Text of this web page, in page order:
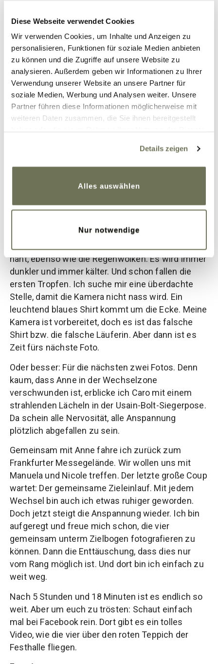
Diese Webseite verwendet Cookies
Wir verwenden Cookies, um Inhalte und Anzeigen zu
personalisieren, Funktionen für soziale Medien anbieten
zu können und die Zugriffe auf unsere Website zu
analysieren. Außerdem geben wir Informationen zu Ihrer
Verwendung unserer Website an unsere Partner für
soziale Medien, Werbung und Analysen weiter. Unsere
Partner führen diese Informationen möglicherweise mit
weiteren Daten zusammen, die Sie ihnen bereitgestellt
Cookies, wenn Sie unsere Webseite weiterhin nutzen.
Weitere Informationen finden Sie in unserer
Details zeigen
Alles auswählen
Nur notwendige
einmal mehr
aufstehen als
hinfallen." –
Manuela Hüttl
Weiter geht es zur letzten Wechselzone und Caro
Anspannung steigt. Die Nervosität steigt, als die
U-Bahn mit Verspätung startet. Der letzte Wechsel
naht, ebenso wie die Regenwolken. Es wird immer
dunkler und immer kälter. Und schon fallen die
ersten Tropfen. Ich suche mir eine überdachte
Stelle, damit die Kamera nicht nass wird. Ein
leuchtend blaues Shirt kommt um die Ecke. Meine
Kamera ist vorbereitet, doch es ist das falsche
Shirt bzw. die falsche Läuferin. Aber dann ist es
Zeit fürs nächste Foto.
Oder besser: Für die nächsten zwei Fotos. Denn
kaum, dass Anne in der Wechselzone
verschwunden ist, erblicke ich Caro mit einem
strahlenden Lächeln in der Usain-Bolt-Siegerpose.
Da schein alle Nervosität, alle Anspannung
plötzlich abgefallen zu sein.
Gemeinsam mit Anne fahre ich zurück zum
Frankfurter Messegelände. Wir wollen uns mit
Manuela und Nicole treffen. Der letzte große Coup
wartet: Der gemeinsame Zieleinlauf. Mit jedem
Wechsel bin auch ich etwas ruhiger geworden.
Doch jetzt steigt die Anspannung wieder. Ich bin
aufgeregt und freue mich schon, die vier
gemeinsam unterm Zielbogen fotografieren zu
können. Dann die Enttäuschung, dass dies nur
vom Rang möglich ist. Und dort bin ich einfach zu
weit weg.
Nach 5 Stunden und 18 Minuten ist es endlich so
weit. Aber um euch zu trösten: Schaut einfach
mal bei Facebook rein. Dort gibt es ein tolles
Video, wie die vier über den roten Teppich der
Festhalle fliegen.